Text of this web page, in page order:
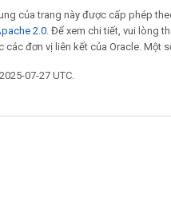
của trang này được cấp phép
2.0 . Để xem chi tiết, vui lòng
các đơn vị liên kết của Oracle. Một
07-27 UTC.